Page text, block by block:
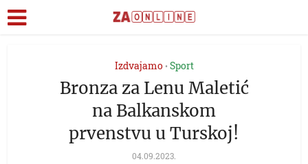
Izdvajamo • Sport
Bronza za Lenu Maletić
na Balkanskom
prvenstvu u Turskoj!
04.09.2023.